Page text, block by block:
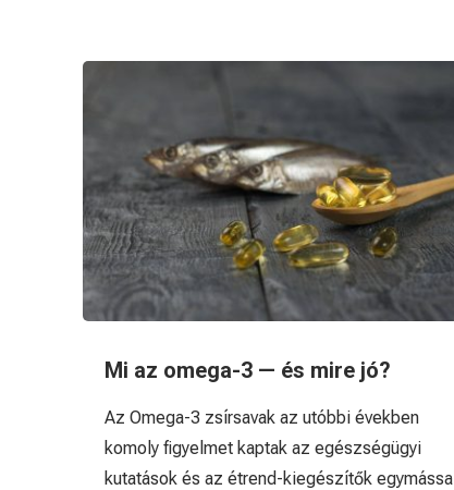
Mi az omega-3 — és mire jó?
Az Omega-3 zsírsavak az utóbbi években
komoly figyelmet kaptak az egészségügyi
kutatások és az étrend-kiegészítők egymással